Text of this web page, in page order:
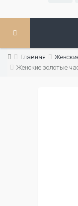
Главная
Женские золотые